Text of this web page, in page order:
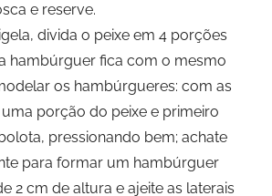
e reserve.
divida o peixe em 4 porções
hambúrguer fica com o mesmo
os hambúrgueres: com as
porção do peixe e primeiro
pressionando bem; achate
para formar um hambúrguer
2 cm de altura e ajeite as laterais